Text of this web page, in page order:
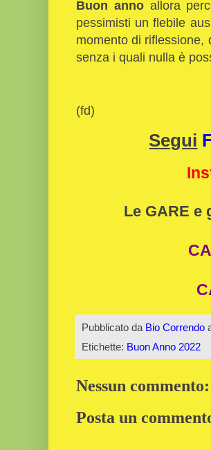
Buon annoallora
pessimisti un flebile
momento di riflessione,
senza i quali nulla è
(fd)
Segui
Le GARE e
Pubblicato da Bio Correndo
Etichette: Buon Anno 2022
Nessun commento:
Posta un